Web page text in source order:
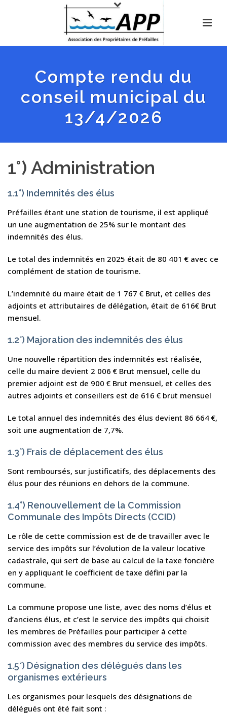
Compte rendu du
conseil municipal du
13/4/2026
1°) Administration
1.1°) Indemnités des élus
Préfailles étant une station de tourisme, il est appliqué
un une augmentation de 25% sur le montant des
indemnités des élus.
Le total des indemnités en 2025 était de 80 401 € avec ce
complément de station de tourisme.
L’indemnité du maire était de 1 767 € Brut, et celles des
adjoints et attributaires de délégation, était de 616€ Brut
mensuel.
1.2°) Majoration des indemnités des élus
Une nouvelle répartition des indemnités est réalisée,
celle du maire devient 2 006 € Brut mensuel, celle du
premier adjoint est de 900 € Brut mensuel, et celles des
autres adjoints et conseillers est de 616 € brut mensuel
Le total annuel des indemnités des élus devient 86 664 €,
soit une augmentation de 7,7%.
1.3°) Frais de déplacement des élus
Sont remboursés, sur justificatifs, des déplacements des
élus pour des réunions en dehors de la commune.
1.4°) Renouvellement de la Commission
Communale des Impôts Directs (CCID)
Le rôle de cette commission est de de travailler avec le
service des impôts sur l’évolution de la valeur locative
cadastrale, qui sert de base au calcul de la taxe foncière
en y appliquant le coefficient de taxe défini par la
commune.
La commune propose une liste, avec des noms d’élus et
d’anciens élus, et c’est le service des impôts qui choisit
les membres de Préfailles pour participer à cette
commission avec des membres du service des impôts.
1.5°) Désignation des délégués dans les
organismes extérieurs
Les organismes pour lesquels des désignations de
délégués ont été fait sont :